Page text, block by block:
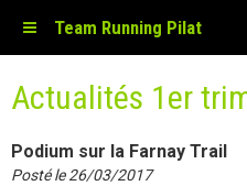
Team Running Pilat
Actualités 1er
Podium sur la Farnay Trail
Posté le 26/03/2017